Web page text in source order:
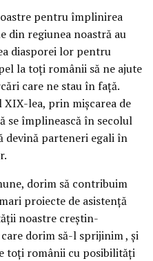
pentru împlinirea
din regiunea noastră au
diasporei lor pentru
la toţi românii să ne ajute
care ne stau în faţă.
lea, prin mişcarea de
se împlinească în secolul
devină parteneri egali în
dorim să contribuim
proiecte de asistenţă
noastre creştin-
dorim să-l sprijinim , şi
toţi românii cu posibilităţi